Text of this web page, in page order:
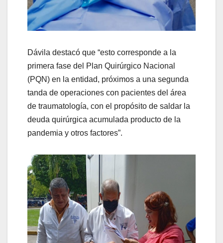
Dávila destacó que “esto corresponde a la
primera fase del Plan Quirúrgico Nacional
(PQN) en la entidad, próximos a una segunda
tanda de operaciones con pacientes del área
de traumatología, con el propósito de saldar la
deuda quirúrgica acumulada producto de la
pandemia y otros factores”.